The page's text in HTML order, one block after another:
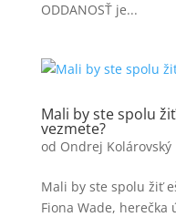
ODDANOSŤ je...
Mali by ste spolu
vezmete?
od Ondrej Kolárovský
Mali by ste spolu žiť
Fiona Wade,